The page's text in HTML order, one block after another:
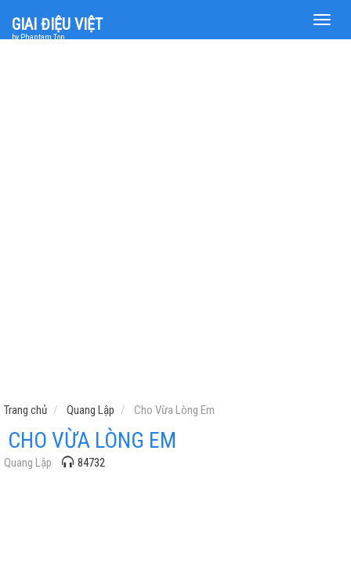
Toggle
GIAI ĐIỆU VIỆT
by Phantam Top
Trang chủ Quang Lập Cho Vừa Lòng Em
CHO VỪA LÒNG EM
Quang Lập 84732